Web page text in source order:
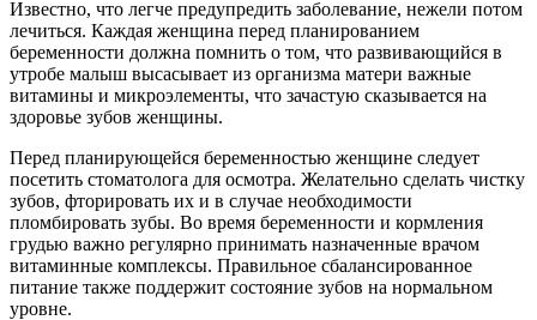
Известно, что легче предупредить заболевание, нежели потом
лечиться. Каждая женщина перед планированием
беременности должна помнить о том, что развивающийся в
утробе малыш высасывает из организма матери важные
витамины и микроэлементы, что зачастую сказывается на
здоровье зубов женщины.
Перед планирующейся беременностью женщине следует
посетить стоматолога для осмотра. Желательно сделать чистку
зубов, фторировать их и в случае необходимости
пломбировать зубы. Во время беременности и кормления
грудью важно регулярно принимать назначенные врачом
витаминные комплексы. Правильное сбалансированное
питание также поддержит состояние зубов на нормальном
уровне.